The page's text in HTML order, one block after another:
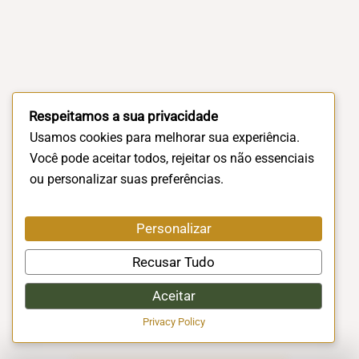
Respeitamos a sua privacidade
Usamos cookies para melhorar sua experiência.
Você pode aceitar todos, rejeitar os não essenciais
ou personalizar suas preferências.
Personalizar
Recusar Tudo
Aceitar
Privacy Policy